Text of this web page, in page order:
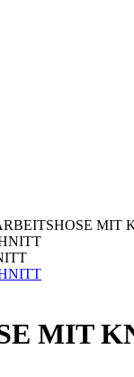
MIT